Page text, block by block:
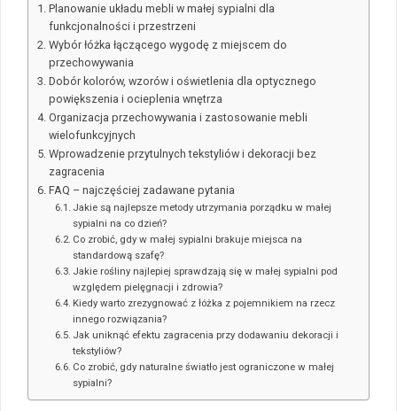
Planowanie układu mebli w małej sypialni dla
funkcjonalności i przestrzeni
Wybór łóżka łączącego wygodę z miejscem do
przechowywania
Dobór kolorów, wzorów i oświetlenia dla optycznego
powiększenia i ocieplenia wnętrza
Organizacja przechowywania i zastosowanie mebli
wielofunkcyjnych
Wprowadzenie przytulnych tekstyliów i dekoracji bez
zagracenia
FAQ – najczęściej zadawane pytania
Jakie są najlepsze metody utrzymania porządku w małej
sypialni na co dzień?
Co zrobić, gdy w małej sypialni brakuje miejsca na
standardową szafę?
Jakie rośliny najlepiej sprawdzają się w małej sypialni pod
względem pielęgnacji i zdrowia?
Kiedy warto zrezygnować z łóżka z pojemnikiem na rzecz
innego rozwiązania?
Jak uniknąć efektu zagracenia przy dodawaniu dekoracji i
tekstyliów?
Co zrobić, gdy naturalne światło jest ograniczone w małej
sypialni?